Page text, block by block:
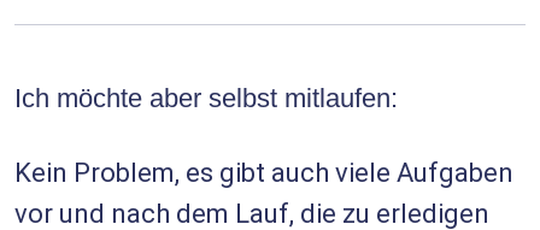
Ich möchte aber selbst mitlaufen:
Kein Problem, es gibt auch viele Aufgaben
vor und nach dem Lauf, die zu erledigen